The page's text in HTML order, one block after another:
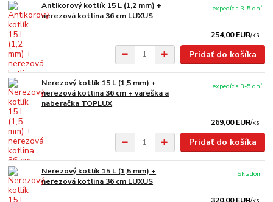
Antikorový kotlík 15 L (1,2 mm) +
nerezová kotlina 36 cm LUXUS
254,00 EUR/ks
expedícia 3-5 dní
Pridať do košíka
Nerezový kotlík 15 L (1,5 mm) +
nerezová kotlina 36 cm + vareška a
naberačka TOPLUX
269,00 EUR/ks
expedícia 3-5 dní
Pridať do košíka
Nerezový kotlík 15 L (1,5 mm) +
nerezová kotlina 36 cm LUXUS
Skladom